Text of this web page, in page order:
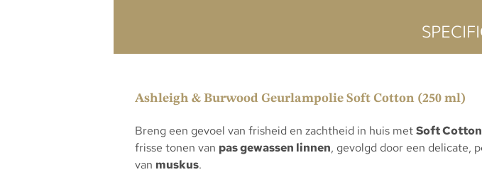
Ashleigh & Burwood Geurlampolie Soft Cotton (250 ml)
Breng een gevoel van frisheid en zachtheid in huis metSoft
frisse tonen van pas gewassen linnen, gevolgd door een delicate,
van muskus.